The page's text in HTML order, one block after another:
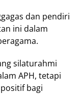
dan pendiri
ini dalam
silaturahmi
APH, tetapi
bagi